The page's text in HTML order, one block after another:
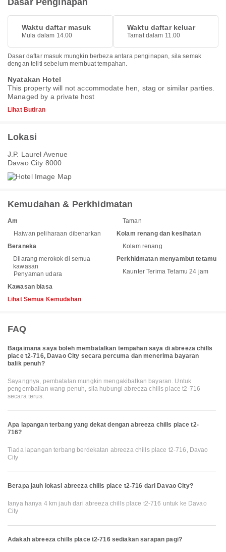
Dasar Penginapan
Waktu daftar masuk
Mula dalam 14.00
Waktu daftar keluar
Tamat dalam 11.00
Dasar daftar masuk mungkin berbeza antara penginapan, sila semak
dengan teliti sebelum membuat tempahan.
Nyatakan Hotel
This property will not accommodate hen, stag or similar parties.
Managed by a private host
Lihat Butiran
Lokasi
J.P. Laurel Avenue
Davao City 8000
Kemudahan & Perkhidmatan
Am
Haiwan peliharaan dibenarkan
Beraneka
Dilarang merokok di semua
kawasan
Penyaman udara
Kawasan biasa
Taman
Kolam renang dan kesihatan
Kolam renang
Perkhidmatan menyambut tetamu
Kaunter Terima Tetamu 24 jam
Lihat Semua Kemudahan
FAQ
Bagaimana saya boleh membatalkan tempahan saya di abreeza chills
place t2-716, Davao City secara percuma dan menerima bayaran
balik penuh?
Sayangnya, pembatalan mungkin mengakibatkan bayaran. Untuk
pengembalian wang penuh, sila hubungi abreeza chills place t2-716
secara terus.
Apa lapangan terbang yang dekat dengan abreeza chills place t2-
716?
Tiada lapangan terbang berdekatan abreeza chills place t2-716, Davao
City
Berapa jauh lokasi abreeza chills place t2-716 dari Davao City?
Ianya hanya 4 km jauh dari abreeza chills place t2-716 untuk ke Davao
City
Adakah abreeza chills place t2-716 sediakan sarapan pagi?